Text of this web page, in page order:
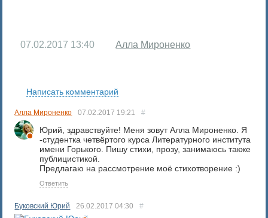
07.02.2017 13:40 Алла Мироненко
Написать комментарий
Алла Мироненко 07.02.2017 19:21 #
Юрий, здравствуйте! Меня зовут Алла Мироненко. Я
-студентка четвёртого курса Литературного института
имени Горького. Пишу стихи, прозу, занимаюсь также
публицистикой.
Предлагаю на рассмотрение моё стихотворение :)
Ответить
Буковский Юрий 26.02.2017 04:30 #